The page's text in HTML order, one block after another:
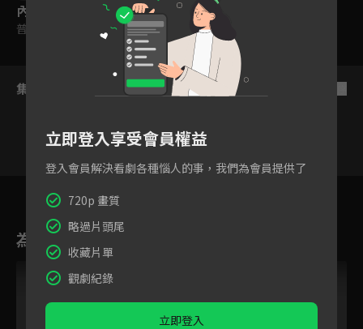
內容標籤
普遍級
集數列表
59
為您推薦
立即登入享受會員權益
登入會員解決看劇各種惱人的事，我們為會員提供了
720p 畫質
略過片頭尾
收藏片單
觀劇紀錄
立即登入